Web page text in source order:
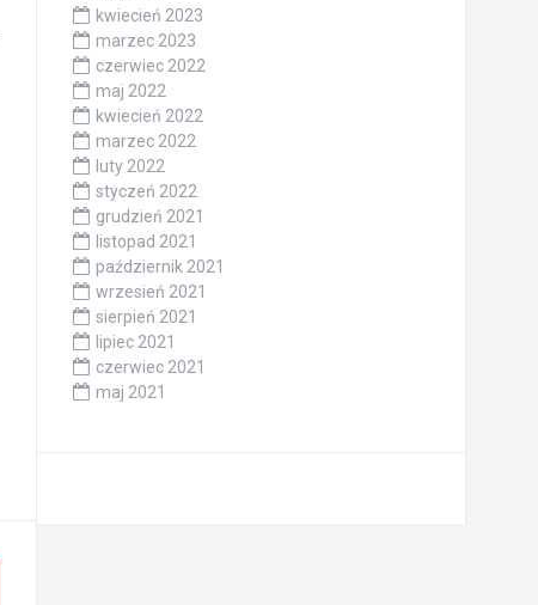
kwiecień 2023
marzec 2023
czerwiec 2022
maj 2022
kwiecień 2022
marzec 2022
luty 2022
styczeń 2022
grudzień 2021
listopad 2021
październik 2021
wrzesień 2021
sierpień 2021
lipiec 2021
czerwiec 2021
maj 2021